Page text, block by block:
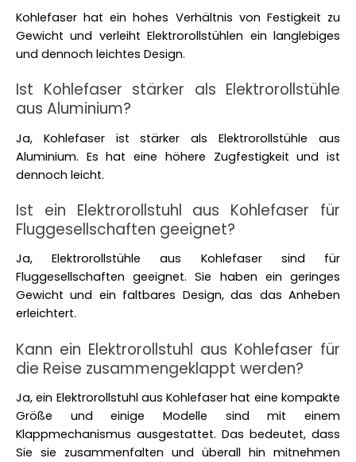
Kohlefaser hat ein hohes Verhältnis von Festigkeit zu
Gewicht und verleiht Elektrorollstühlen ein langlebiges
und dennoch leichtes Design.
Ist Kohlefaser stärker als Elektrorollstühle
aus Aluminium?
Ja, Kohlefaser ist stärker als Elektrorollstühle aus
Aluminium. Es hat eine höhere Zugfestigkeit und ist
dennoch leicht.
Ist ein Elektrorollstuhl aus Kohlefaser für
Fluggesellschaften geeignet?
Ja, Elektrorollstühle aus Kohlefaser sind für
Fluggesellschaften geeignet. Sie haben ein geringes
Gewicht und ein faltbares Design, das das Anheben
erleichtert.
Kann ein Elektrorollstuhl aus Kohlefaser für
die Reise zusammengeklappt werden?
Ja, ein Elektrorollstuhl aus Kohlefaser hat eine kompakte
Größe und einige Modelle sind mit einem
Klappmechanismus ausgestattet. Das bedeutet, dass
Sie sie zusammenfalten und überall hin mitnehmen